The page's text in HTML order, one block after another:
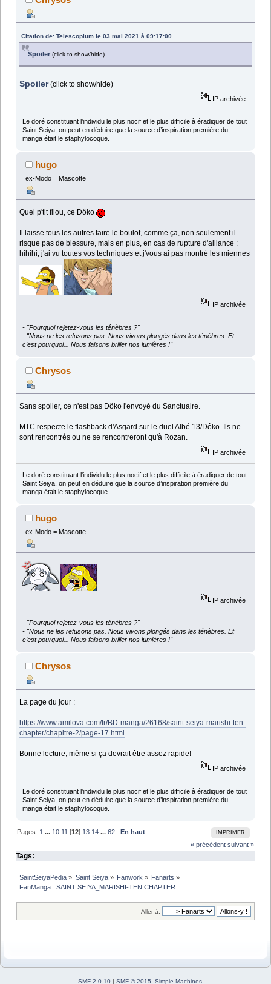
Citation de: Telescopium le 03 mai 2021 à 09:17:00
Spoiler (click to show/hide)
Spoiler(click to show/hide)
IP archivée
Le doré constituant l'individu le plus nocif et le plus difficile à éradiquer de tout
Saint Seiya, on peut en déduire que la source d’inspiration première du
manga était le staphylocoque.
hugo
ex-Modo = Mascotte
Quel p'tit filou, ce Dôko
Il laisse tous les autres faire le boulot, comme ça, non seulement il
risque pas de blessure, mais en plus, en cas de rupture d'alliance :
hihihi, j'ai vu toutes vos techniques et j'vous ai pas montré les miennes
IP archivée
- "Pourquoi rejetez-vous les ténèbres ?"
- "Nous ne les refusons pas. Nous vivons plongés dans les ténèbres. Et
c'est pourquoi... Nous faisons briller nos lumières !"
Chrysos
Sans spoiler, ce n'est pas Dôko l'envoyé du Sanctuaire.
MTC respecte le flashback d'Asgard sur le duel Albé 13/Dôko. Ils ne
sont rencontrés ou ne se rencontreront qu'à Rozan.
IP archivée
Le doré constituant l'individu le plus nocif et le plus difficile à éradiquer de tout
Saint Seiya, on peut en déduire que la source d’inspiration première du
manga était le staphylocoque.
hugo
ex-Modo = Mascotte
IP archivée
- "Pourquoi rejetez-vous les ténèbres ?"
- "Nous ne les refusons pas. Nous vivons plongés dans les ténèbres. Et
c'est pourquoi... Nous faisons briller nos lumières !"
Chrysos
La page du jour :
https://www.amilova.com/fr/BD-manga/26168/saint-seiya-marishi-ten-
chapter/chapitre-2/page-17.html
Bonne lecture, même si ça devrait être assez rapide!
IP archivée
Le doré constituant l'individu le plus nocif et le plus difficile à éradiquer de tout
Saint Seiya, on peut en déduire que la source d’inspiration première du
manga était le staphylocoque.
IMPRIMER
Pages: 1 ... 10 11 [12] 13 14 ...62
En haut
« précédent suivant »
Tags:
SaintSeiyaPedia » Saint Seiya» Fanwork » Fanarts »
FanManga : SAINT SEIYA_MARISHI-TEN CHAPTER
Aller à:
SMF 2.0.10 | SMF © 2015 Simple Machines